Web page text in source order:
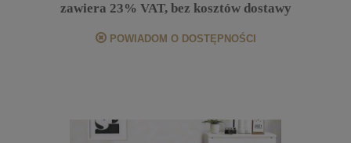
zawiera 23% VAT, bez kosztów dostawy
POWIADOM O DOSTĘPNOŚCI